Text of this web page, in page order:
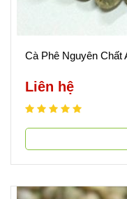
Cà Phê Nguyên Chất
Liên hệ